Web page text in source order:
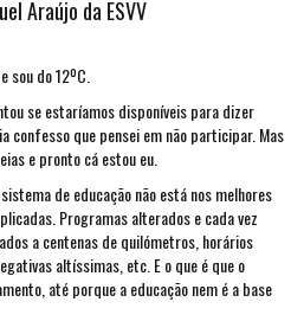
Araújo da ESVV
sou do 12ºC.
se estaríamos disponíveis para dizer
confesso que pensei em não participar. Mas
e pronto cá estou eu.
de educação não está nos melhores
Programas alterados e cada vez
a centenas de quilómetros, horários
altíssimas, etc. E o que é que o
até porque a educação nem é a base